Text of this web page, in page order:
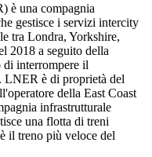
è una compagnia
gestisce i servizi intercity
tra Londra, Yorkshire,
2018 a seguito della
interrompere il
LNER è di proprietà del
della East Coast
infrastrutturale
una flotta di treni
il treno più veloce del